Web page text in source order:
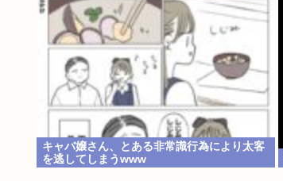
キャバ嬢さん、とある非常識行為により太客
を逃してしまうwww